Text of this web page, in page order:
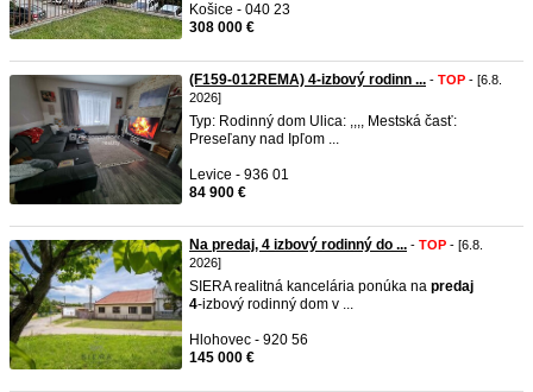
Košice - 040 23
308 000 €
(F159-012REMA) 4-izbový rodinn ... - TOP - [6.8.
2026]
Typ: Rodinný dom Ulica: ,,,, Mestská časť:
Preseľany nad Ipľom ...
Levice - 936 01
84 900 €
Na predaj, 4 izbový rodinný do ... - TOP - [6.8.
2026]
SIERA realitná kancelária ponúka na predaj
4‑izbový rodinný dom v ...
Hlohovec - 920 56
145 000 €